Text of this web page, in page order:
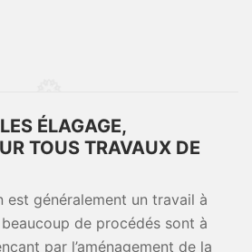
ÉLAGAGE,
TOUS TRAVAUX DE
est généralement un travail à
de procédés sont à
par l’aménagement de la